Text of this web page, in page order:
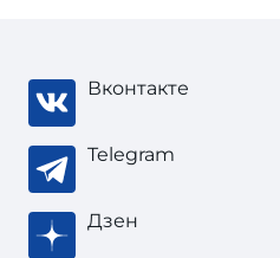
Вконтакте
Telegram
Дзен